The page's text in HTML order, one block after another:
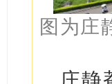
图为庄
庄静